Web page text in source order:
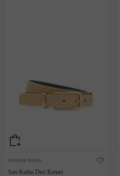
GEORGE HOGG
Sarı Kadın Deri Kemer